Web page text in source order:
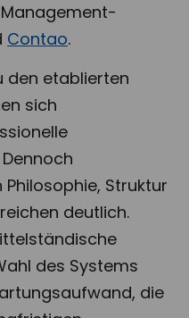
Contao.
den etablierten
sich
Struktur
deutlich.
des Systems
die